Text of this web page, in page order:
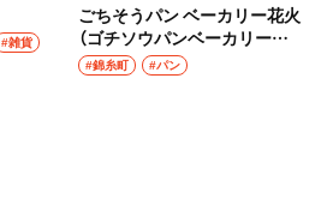
#雑貨
ごちそうパン ベーカリー花火
（ゴチソウパンベーカリーハ
ナビ）
#錦糸町 #パン